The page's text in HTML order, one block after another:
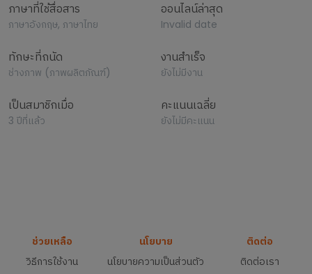
ภาษาที่ใช้สื่อสาร
ภาษาอังกฤษ, ภาษาไทย
ทักษะที่ถนัด
ช่างภาพ (ภาพผลิตภัณฑ์)
เป็นสมาชิกเมื่อ
3 ปีที่แล้ว
ออนไลน์ล่าสุด
Invalid date
งานสำเร็จ
ยังไม่มีงาน
คะแนนเฉลี่ย
ยังไม่มีคะแนน
ช่วยเหลือ
วิธีการใช้งาน
นโยบาย
นโยบายความเป็นส่วนตัว
ติดต่อ
ติดต่อเรา